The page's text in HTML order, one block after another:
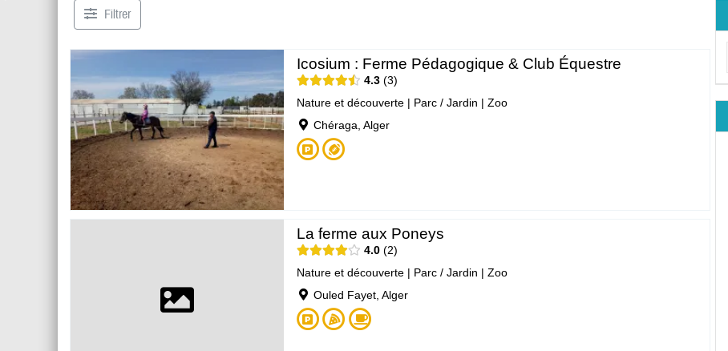
Filtrer
Icosium : Ferme Pédagogique & Club Équestre
4.3 3
Nature et découverte| Parc / Jardin | Zoo
Chéraga, Alger
La ferme aux Poneys
4.0 2
Nature et découverte| Parc / Jardin | Zoo
Ouled Fayet, Alger